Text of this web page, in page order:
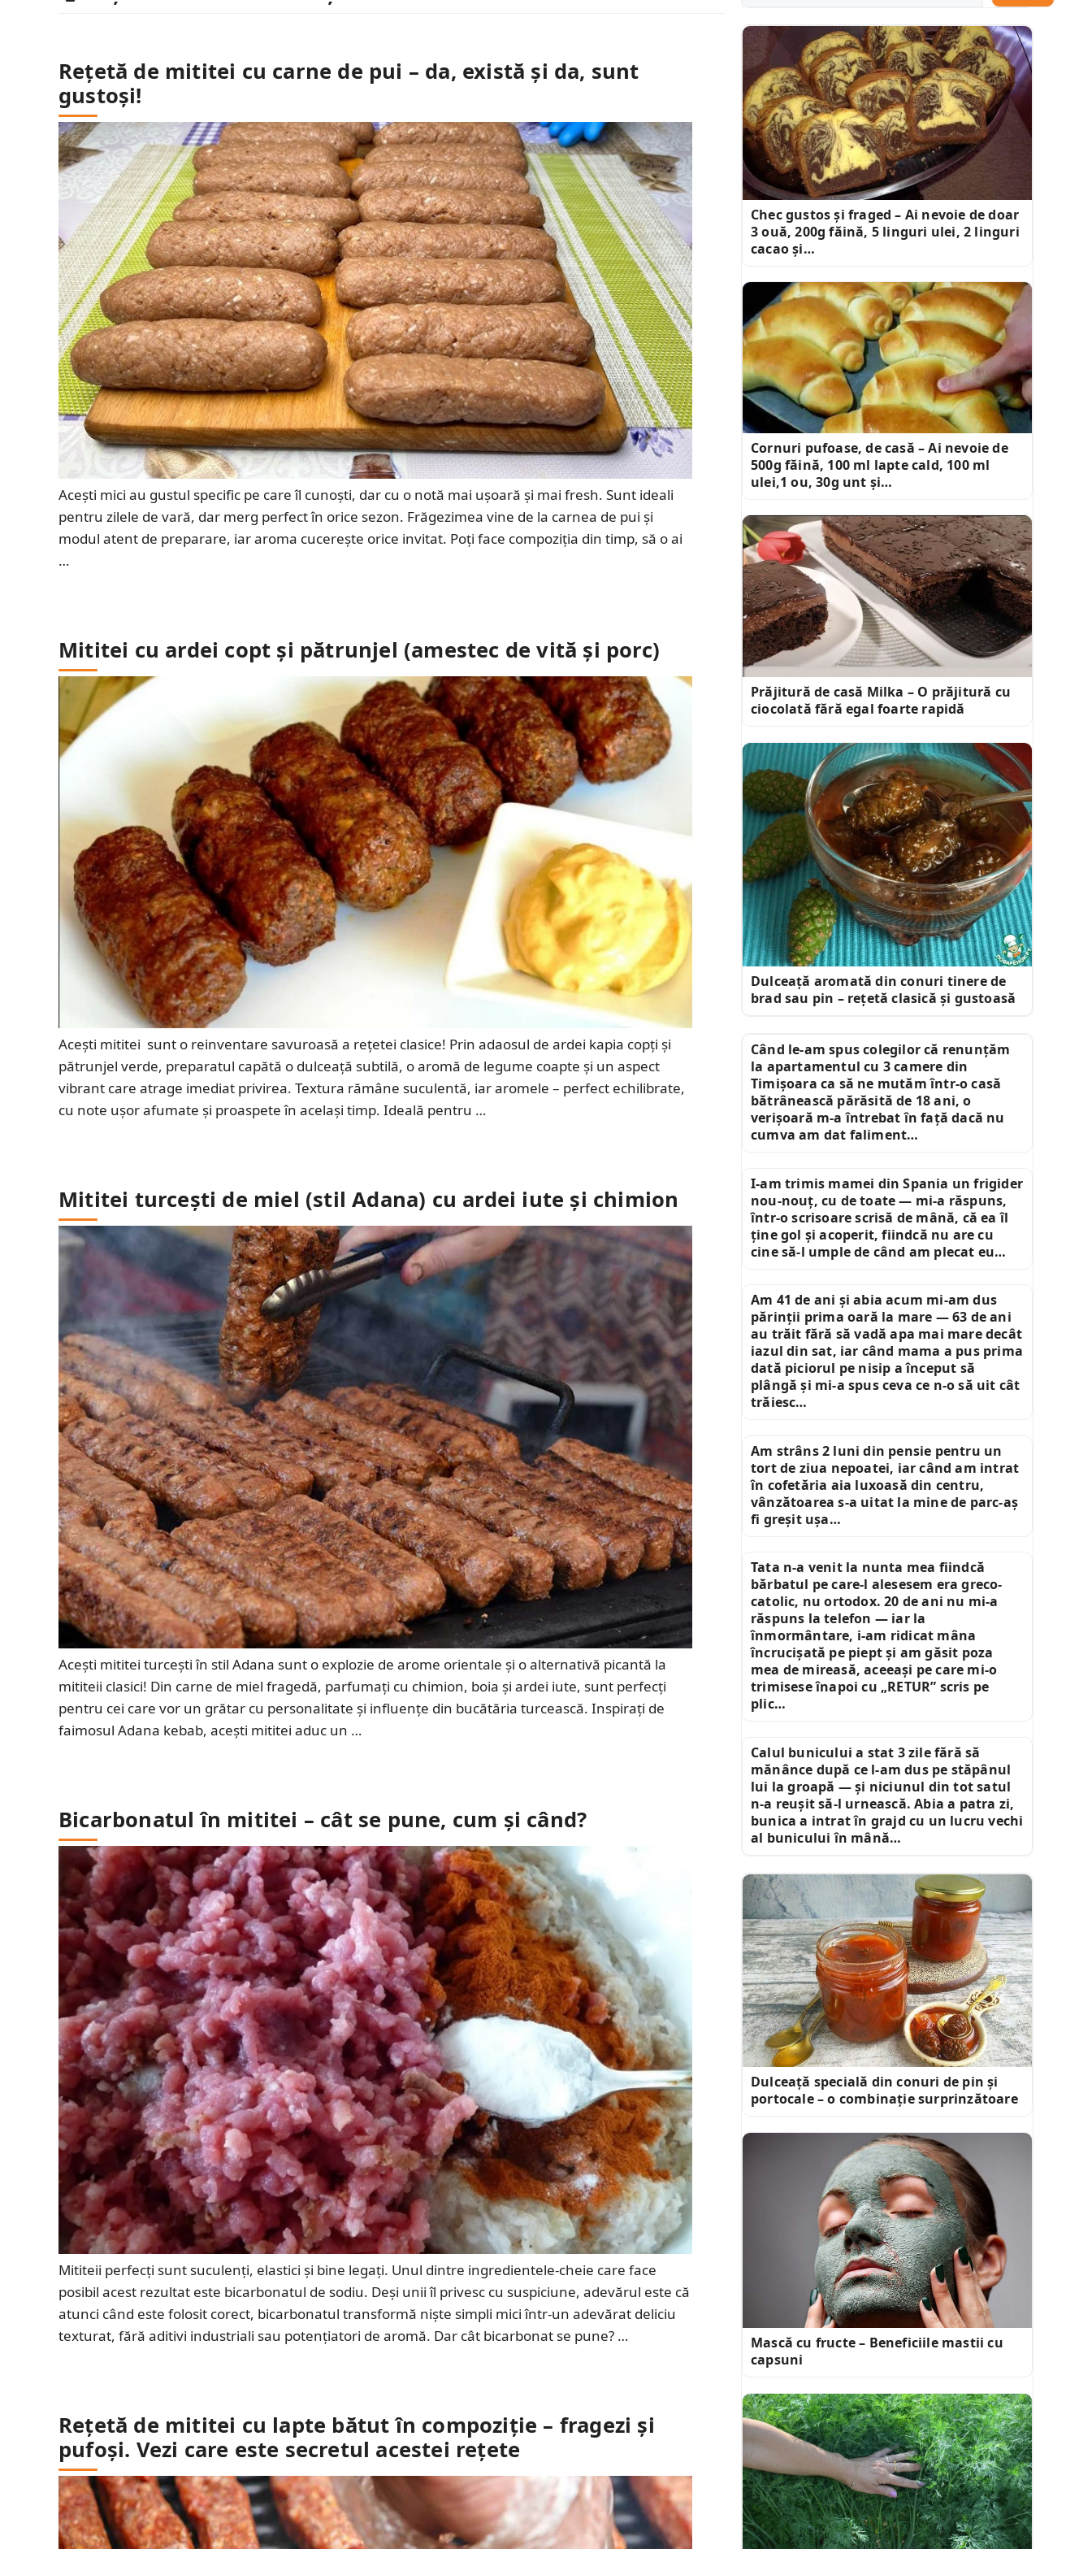
Rețetă de mititei cu carne de pui – da, există și da, sunt
gustoși!
Acești mici au gustul specific pe care îl cunoști, dar cu o notă mai ușoară și mai fresh. Sunt ideali
pentru zilele de vară, dar merg perfect în orice sezon. Frăgezimea vine de la carnea de pui și
modul atent de preparare, iar aroma cucerește orice invitat. Poți face compoziția din timp, să o ai
…
Mititei cu ardei copt și pătrunjel (amestec de vită și porc)
Acești mititei sunt o reinventare savuroasă a rețetei clasice! Prin adaosul de ardei kapia copți și
pătrunjel verde, preparatul capătă o dulceață subtilă, o aromă de legume coapte și un aspect
vibrant care atrage imediat privirea. Textura rămâne suculentă, iar aromele – perfect echilibrate,
cu note ușor afumate și proaspete în același timp. Ideală pentru …
Mititei turcești de miel (stil Adana) cu ardei iute și chimion
Acești mititei turcești în stil Adana sunt o explozie de arome orientale și o alternativă picantă la
mititeii clasici! Din carne de miel fragedă, parfumați cu chimion, boia și ardei iute, sunt perfecți
pentru cei care vor un grătar cu personalitate și influențe din bucătăria turcească. Inspirați de
faimosul Adana kebab, acești mititei aduc un …
Bicarbonatul în mititei – cât se pune, cum și când?
Mititeii perfecți sunt suculenți, elastici și bine legați. Unul dintre ingredientele-cheie care face
posibil acest rezultat este bicarbonatul de sodiu. Deși unii îl privesc cu suspiciune, adevărul este că
atunci când este folosit corect, bicarbonatul transformă niște simpli mici într-un adevărat deliciu
texturat, fără aditivi industriali sau potențiatori de aromă. Dar cât bicarbonat se pune? …
Rețetă de mititei cu lapte bătut în compoziție – fragezi și
pufoși. Vezi care este secretul acestei rețete
Chec gustos și fraged – Ai nevoie de doar
3 ouă, 200g făină, 5 linguri ulei, 2 linguri
cacao și…
Cornuri pufoase, de casă – Ai nevoie de
500g făină, 100 ml lapte cald, 100 ml
ulei,1 ou, 30g unt și…
Prăjitură de casă Milka – O prăjitură cu
ciocolată fără egal foarte rapidă
Dulceață aromată din conuri tinere de
brad sau pin – rețetă clasică și gustoasă
Când le-am spus colegilor că renunțăm
la apartamentul cu 3 camere din
Timișoara ca să ne mutăm într-o casă
bătrânească părăsită de 18 ani, o
verișoară m-a întrebat în față dacă nu
cumva am dat faliment…
I-am trimis mamei din Spania un frigider
nou-nouț, cu de toate — mi-a răspuns,
într-o scrisoare scrisă de mână, că ea îl
ține gol și acoperit, fiindcă nu are cu
cine să-l umple de când am plecat eu…
Am 41 de ani și abia acum mi-am dus
părinții prima oară la mare — 63 de ani
au trăit fără să vadă apa mai mare decât
iazul din sat, iar când mama a pus prima
dată piciorul pe nisip a început să
plângă și mi-a spus ceva ce n-o să uit cât
trăiesc…
Am strâns 2 luni din pensie pentru un
tort de ziua nepoatei, iar când am intrat
în cofetăria aia luxoasă din centru,
vânzătoarea s-a uitat la mine de parc-aș
fi greșit ușa…
Tata n-a venit la nunta mea fiindcă
bărbatul pe care-l alesesem era greco-
catolic, nu ortodox. 20 de ani nu mi-a
răspuns la telefon — iar la
înmormântare, i-am ridicat mâna
încrucișată pe piept și am găsit poza
mea de mireasă, aceeași pe care mi-o
trimisese înapoi cu „RETUR” scris pe
plic…
Calul bunicului a stat 3 zile fără să
mănânce după ce l-am dus pe stăpânul
lui la groapă — și niciunul din tot satul
n-a reușit să-l urnească. Abia a patra zi,
bunica a intrat în grajd cu un lucru vechi
al bunicului în mână…
Dulceață specială din conuri de pin și
portocale – o combinație surprinzătoare
Mască cu fructe – Beneficiile mastii cu
capsuni